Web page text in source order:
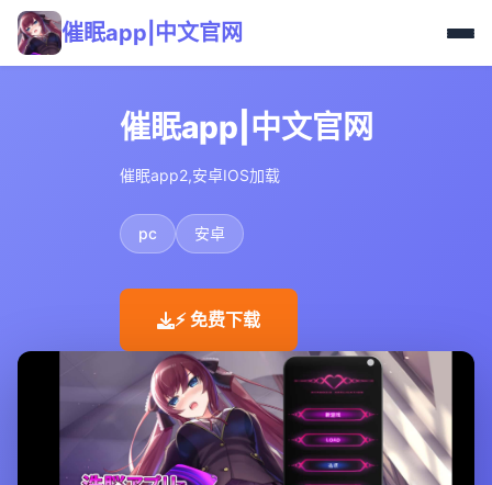
催眠app|中文官网
催眠app|中文官网
催眠app2,安卓IOS加载
pc 安卓
⚡ 免费下载